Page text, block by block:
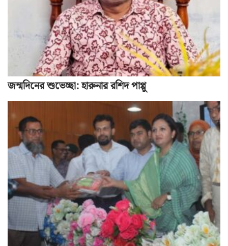
জন্মদিনের শুভেচ্ছা: হারুনার রশিদ পাপ্পু